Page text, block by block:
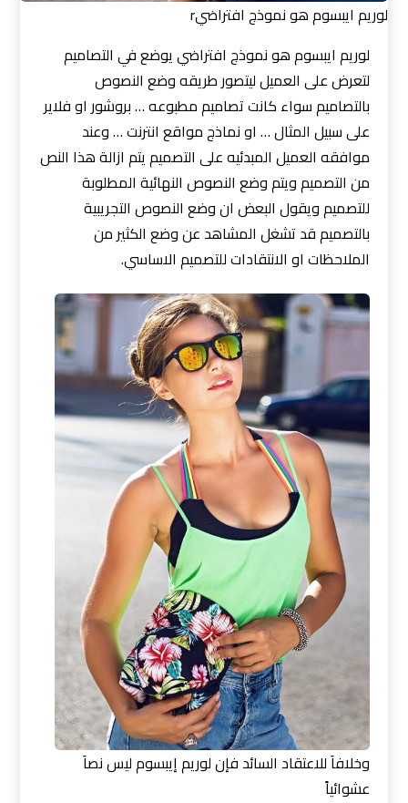
لوريم ايبسوم هو نموذج افتراضيr
لوريم ايبسوم هو نموذج افتراضي يوضع في التصاميم
لتعرض على العميل ليتصور طريقه وضع النصوص
بالتصاميم سواء كانت تصاميم مطبوعه … بروشور او فلاير
على سبيل المثال … او نماذج مواقع انترنت … وعند
موافقه العميل المبدئيه على التصميم يتم ازالة هذا النص
من التصميم ويتم وضع النصوص النهائية المطلوبة
للتصميم ويقول البعض ان وضع النصوص التجريبية
بالتصميم قد تشغل المشاهد عن وضع الكثير من
الملاحظات او الانتقادات للتصميم الاساسي.
وخلافاَ للاعتقاد السائد فإن لوريم إيبسوم ليس نصاَ
عشوائياً